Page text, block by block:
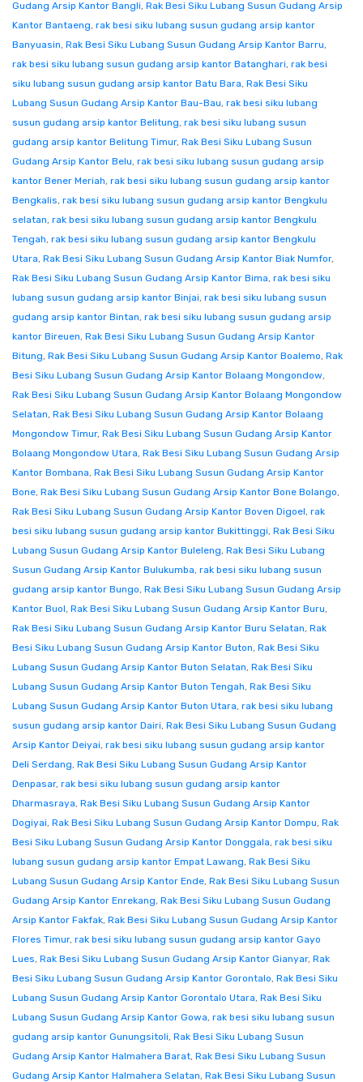
Gudang Arsip Kantor Bangli, Rak Besi Siku Lubang Susun Gudang Arsip
Kantor Bantaeng, rak besi siku lubang susun gudang arsip kantor
Banyuasin, Rak Besi Siku Lubang Susun Gudang Arsip Kantor Barru,
rak besi siku lubang susun gudang arsip kantor Batanghari, rak besi
siku lubang susun gudang arsip kantor Batu Bara, Rak Besi Siku
Lubang Susun Gudang Arsip Kantor Bau-Bau, rak besi siku lubang
susun gudang arsip kantor Belitung, rak besi siku lubang susun
gudang arsip kantor Belitung Timur, Rak Besi Siku Lubang Susun
Gudang Arsip Kantor Belu, rak besi siku lubang susun gudang arsip
kantor Bener Meriah, rak besi siku lubang susun gudang arsip kantor
Bengkalis, rak besi siku lubang susun gudang arsip kantor Bengkulu
selatan, rak besi siku lubang susun gudang arsip kantor Bengkulu
Tengah, rak besi siku lubang susun gudang arsip kantor Bengkulu
Utara, Rak Besi Siku Lubang Susun Gudang Arsip Kantor Biak Numfor,
Rak Besi Siku Lubang Susun Gudang Arsip Kantor Bima, rak besi siku
lubang susun gudang arsip kantor Binjai, rak besi siku lubang susun
gudang arsip kantor Bintan, rak besi siku lubang susun gudang arsip
kantor Bireuen, Rak Besi Siku Lubang Susun Gudang Arsip Kantor
Bitung, Rak Besi Siku Lubang Susun Gudang Arsip Kantor Boalemo, Rak
Besi Siku Lubang Susun Gudang Arsip Kantor Bolaang Mongondow,
Rak Besi Siku Lubang Susun Gudang Arsip Kantor Bolaang Mongondow
Selatan, Rak Besi Siku Lubang Susun Gudang Arsip Kantor Bolaang
Mongondow Timur, Rak Besi Siku Lubang Susun Gudang Arsip Kantor
Bolaang Mongondow Utara, Rak Besi Siku Lubang Susun Gudang Arsip
Kantor Bombana, Rak Besi Siku Lubang Susun Gudang Arsip Kantor
Bone, Rak Besi Siku Lubang Susun Gudang Arsip Kantor Bone Bolango,
Rak Besi Siku Lubang Susun Gudang Arsip Kantor Boven Digoel, rak
besi siku lubang susun gudang arsip kantor Bukittinggi, Rak Besi Siku
Lubang Susun Gudang Arsip Kantor Buleleng, Rak Besi Siku Lubang
Susun Gudang Arsip Kantor Bulukumba, rak besi siku lubang susun
gudang arsip kantor Bungo, Rak Besi Siku Lubang Susun Gudang Arsip
Kantor Buol, Rak Besi Siku Lubang Susun Gudang Arsip Kantor Buru,
Rak Besi Siku Lubang Susun Gudang Arsip Kantor Buru Selatan, Rak
Besi Siku Lubang Susun Gudang Arsip Kantor Buton, Rak Besi Siku
Lubang Susun Gudang Arsip Kantor Buton Selatan, Rak Besi Siku
Lubang Susun Gudang Arsip Kantor Buton Tengah, Rak Besi Siku
Lubang Susun Gudang Arsip Kantor Buton Utara, rak besi siku lubang
susun gudang arsip kantor Dairi, Rak Besi Siku Lubang Susun Gudang
Arsip Kantor Deiyai, rak besi siku lubang susun gudang arsip kantor
Deli Serdang, Rak Besi Siku Lubang Susun Gudang Arsip Kantor
Denpasar, rak besi siku lubang susun gudang arsip kantor
Dharmasraya, Rak Besi Siku Lubang Susun Gudang Arsip Kantor
Dogiyai, Rak Besi Siku Lubang Susun Gudang Arsip Kantor Dompu, Rak
Besi Siku Lubang Susun Gudang Arsip Kantor Donggala, rak besi siku
lubang susun gudang arsip kantor Empat Lawang, Rak Besi Siku
Lubang Susun Gudang Arsip Kantor Ende, Rak Besi Siku Lubang Susun
Gudang Arsip Kantor Enrekang, Rak Besi Siku Lubang Susun Gudang
Arsip Kantor Fakfak, Rak Besi Siku Lubang Susun Gudang Arsip Kantor
Flores Timur, rak besi siku lubang susun gudang arsip kantor Gayo
Lues, Rak Besi Siku Lubang Susun Gudang Arsip Kantor Gianyar, Rak
Besi Siku Lubang Susun Gudang Arsip Kantor Gorontalo, Rak Besi Siku
Lubang Susun Gudang Arsip Kantor Gorontalo Utara, Rak Besi Siku
Lubang Susun Gudang Arsip Kantor Gowa, rak besi siku lubang susun
gudang arsip kantor Gunungsitoli, Rak Besi Siku Lubang Susun
Gudang Arsip Kantor Halmahera Barat, Rak Besi Siku Lubang Susun
Gudang Arsip Kantor Halmahera Selatan, Rak Besi Siku Lubang Susun